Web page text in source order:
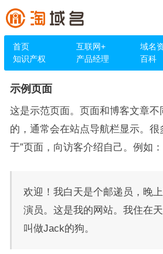
首页 互联网+ 域名
知识产权
产品经理 百科
示例页面
这是示范页面。页面和博客文章不
的，通常会在站点导航栏显示。很
于”页面，向访客介绍自己。例如：
欢迎！我白天是个邮递员，晚
演员。这是我的网站。我住在
叫做Jack的狗。